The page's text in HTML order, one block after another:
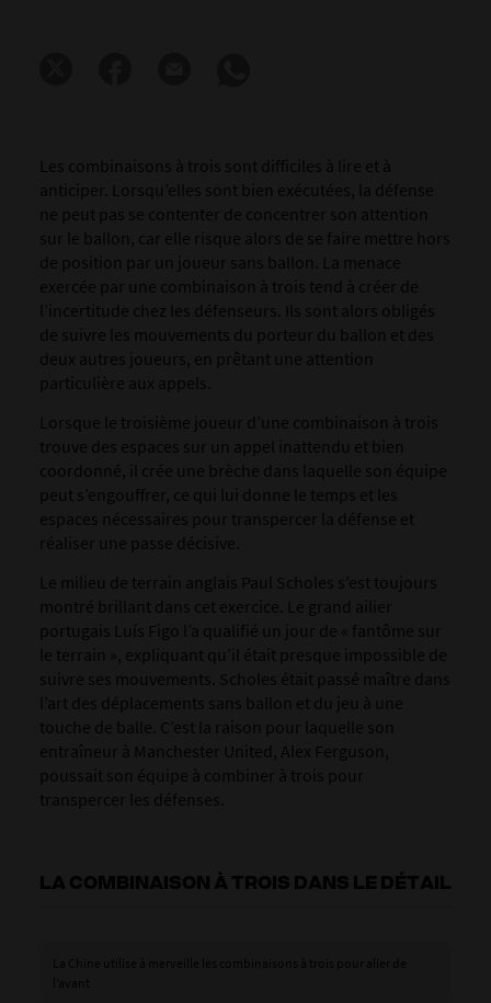
Les combinaisons à trois sont difficiles à lire et à
anticiper. Lorsqu’elles sont bien exécutées, la défense
ne peut pas se contenter de concentrer son attention
sur le ballon, car elle risque alors de se faire mettre hors
de position par un joueur sans ballon. La menace
exercée par une combinaison à trois tend à créer de
l’incertitude chez les défenseurs. Ils sont alors obligés
de suivre les mouvements du porteur du ballon et des
deux autres joueurs, en prêtant une attention
particulière aux appels.
Lorsque le troisième joueur d’une combinaison à trois
trouve des espaces sur un appel inattendu et bien
coordonné, il crée une brèche dans laquelle son équipe
peut s’engouffrer, ce qui lui donne le temps et les
espaces nécessaires pour transpercer la défense et
réaliser une passe décisive.
Le milieu de terrain anglais Paul Scholes s’est toujours
montré brillant dans cet exercice. Le grand ailier
portugais Luís Figo l’a qualifié un jour de « fantôme sur
le terrain », expliquant qu’il était presque impossible de
suivre ses mouvements. Scholes était passé maître dans
l’art des déplacements sans ballon et du jeu à une
touche de balle. C’est la raison pour laquelle son
entraîneur à Manchester United, Alex Ferguson,
poussait son équipe à combiner à trois pour
transpercer les défenses.
LA COMBINAISON À TROIS DANS LE DÉTAIL